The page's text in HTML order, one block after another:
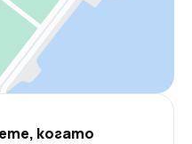
когато